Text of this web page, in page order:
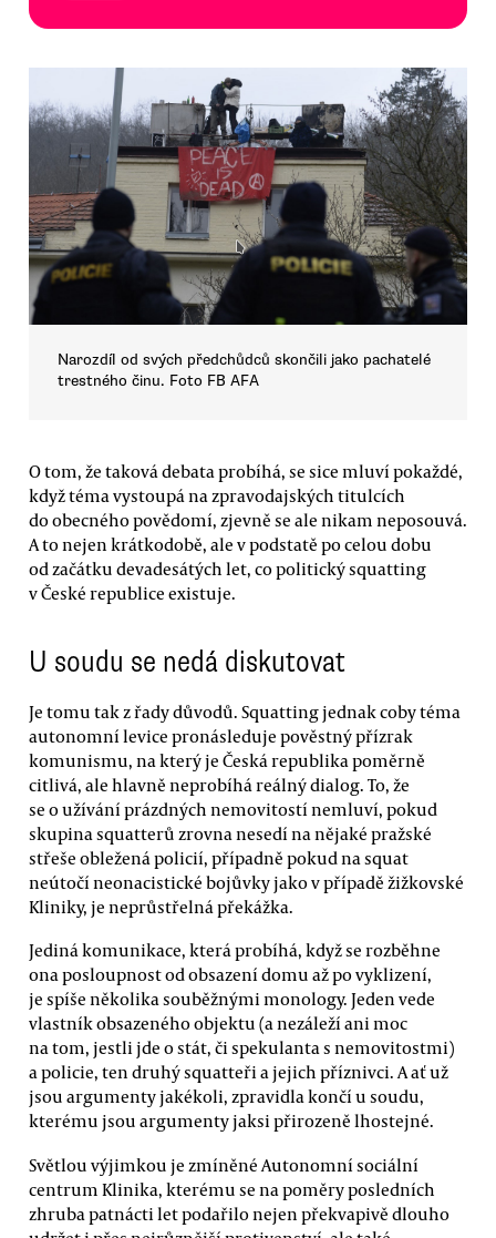
Narozdíl od svých předchůdců skončili jako pachatelé
trestného činu. Foto FB AFA
O tom, že taková debata probíhá, se sice mluví pokaždé,
když téma vystoupá na zpravodajských titulcích
do obecného povědomí, zjevně se ale nikam neposouvá.
A to nejen krátkodobě, ale v podstatě po celou dobu
od začátku devadesátých let, co politický squatting
v České republice existuje.
U soudu se nedá diskutovat
Je tomu tak z řady důvodů. Squatting jednak coby téma
autonomní levice pronásleduje pověstný přízrak
komunismu, na který je Česká republika poměrně
citlivá, ale hlavně neprobíhá reálný dialog. To, že
se o užívání prázdných nemovitostí nemluví, pokud
skupina squatterů zrovna nesedí na nějaké pražské
střeše obležená policií, případně pokud na squat
neútočí neonacistické bojůvky jako v případě žižkovské
Kliniky, je neprůstřelná překážka.
Jediná komunikace, která probíhá, když se rozběhne
ona posloupnost od obsazení domu až po vyklizení,
je spíše několika souběžnými monology. Jeden vede
vlastník obsazeného objektu (a nezáleží ani moc
na tom, jestli jde o stát, či spekulanta s nemovitostmi)
a policie, ten druhý squatteři a jejich příznivci. A ať už
jsou argumenty jakékoli, zpravidla končí u soudu,
kterému jsou argumenty jaksi přirozeně lhostejné.
Světlou výjimkou je zmíněné Autonomní sociální
centrum Klinika, kterému se na poměry posledních
zhruba patnácti let podařilo nejen překvapivě dlouho